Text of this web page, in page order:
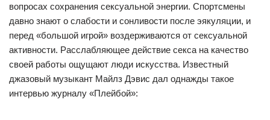
вопросах сохранения сексуальной энергии. Спортсмены
давно знают о слабости и сонливости после эякуляции, и
перед «большой игрой» воздерживаются от сексуальной
активности. Расслабляющее действие секса на качество
своей работы ощущают люди искусства. Известный
джазовый музыкант Майлз Дэвис дал однажды такое
интервью журналу «Плейбой»: